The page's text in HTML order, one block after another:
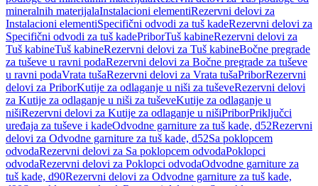
mineralnih materijalaInstalacioni elementiRezervni delovi za
Instalacioni elementiSpecifični odvodi za tuš kadeRezervni delovi za
Specifični odvodi za tuš kadePriborTuš kabineRezervni delovi za
Tuš kabineTuš kabineRezervni delovi za Tuš kabineBočne pregrade
za tuševe u ravni podaRezervni delovi za Bočne pregrade za tuševe
u ravni podaVrata tušaRezervni delovi za Vrata tušaPriborRezervni
delovi za PriborKutije za odlaganje u niši za tuševeRezervni delovi
za Kutije za odlaganje u niši za tuševeKutije za odlaganje u
nišiRezervni delovi za Kutije za odlaganje u nišiPriborPriključci
uređaja za tuševe i kadeOdvodne garniture za tuš kade, d52Rezervni
delovi za Odvodne garniture za tuš kade, d52Sa poklopcem
odvodaRezervni delovi za Sa poklopcem odvodaPoklopci
odvodaRezervni delovi za Poklopci odvodaOdvodne garniture za
tuš kade, d90Rezervni delovi za Odvodne garniture za tuš kade,